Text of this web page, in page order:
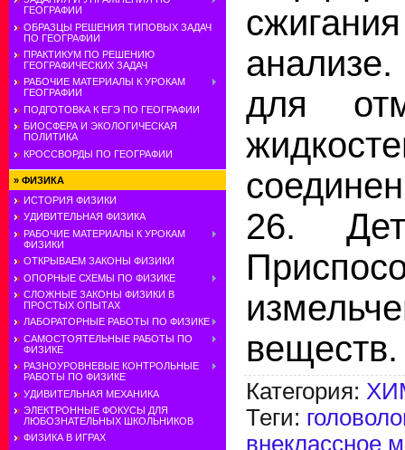
ГЕОГРАФИИ
ОБРАЗЦЫ РЕШЕНИЯ ТИПОВЫХ ЗАДАЧ
ПО ГЕОГРАФИИ
ПРАКТИКУМ ПО РЕШЕНИЮ
ГЕОГРАФИЧЕСКИХ ЗАДАЧ
РАБОЧИЕ МАТЕРИАЛЫ К УРОКАМ
ГЕОГРАФИИ
ПОДГОТОВКА К ЕГЭ ПО ГЕОГРАФИИ
БИОСФЕРА И ЭКОЛОГИЧЕСКАЯ
ПОЛИТИКА
КРОССВОРДЫ ПО ГЕОГРАФИИ
» ФИЗИКА
ИСТОРИЯ ФИЗИКИ
УДИВИТЕЛЬНАЯ ФИЗИКА
РАБОЧИЕ МАТЕРИАЛЫ К УРОКАМ
ФИЗИКИ
ОТКРЫВАЕМ ЗАКОНЫ ФИЗИКИ
ОПОРНЫЕ СХЕМЫ ПО ФИЗИКЕ
СЛОЖНЫЕ ЗАКОНЫ ФИЗИКИ В
ПРОСТЫХ ОПЫТАХ
ЛАБОРАТОРНЫЕ РАБОТЫ ПО ФИЗИКЕ
САМОСТОЯТЕЛЬНЫЕ РАБОТЫ ПО
ФИЗИКЕ
РАЗНОУРОВНЕВЫЕ КОНТРОЛЬНЫЕ
РАБОТЫ ПО ФИЗИКЕ
УДИВИТЕЛЬНАЯ МЕХАНИКА
ЭЛЕКТРОННЫЕ ФОКУСЫ ДЛЯ
ЛЮБОЗНАТЕЛЬНЫХ ШКОЛЬНИКОВ
ФИЗИКА В ИГРАХ
для
26.
веществ.
Категория:
Теги:
внеклассное